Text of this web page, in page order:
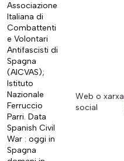
Associazione
Italiana di
Combattenti
e Volontari
Antifascisti di
Spagna
(AICVAS);
Istituto
Nazionale
Ferruccio
Parri. Data
Spanish Civil
War : oggi in
Spagna
Web o xarxa
social